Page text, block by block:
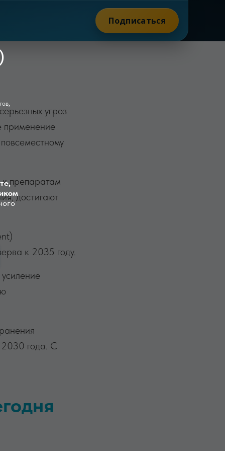
Подписаться
угроз
применение
к препаратам
достигают
к 2035 году.
2030 года. С